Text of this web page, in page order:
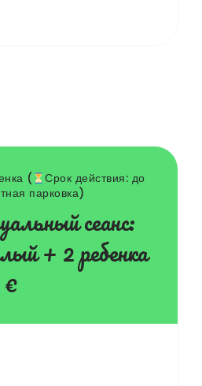
(
Срок действия: до
парковка)
сеанс:
+ 2 ребенка